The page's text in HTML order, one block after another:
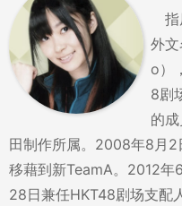
指
外
o）
8剧
的
田制作所属。2008年8月2
移藉到新TeamA。2012年
28日兼任HKT48剧场支配